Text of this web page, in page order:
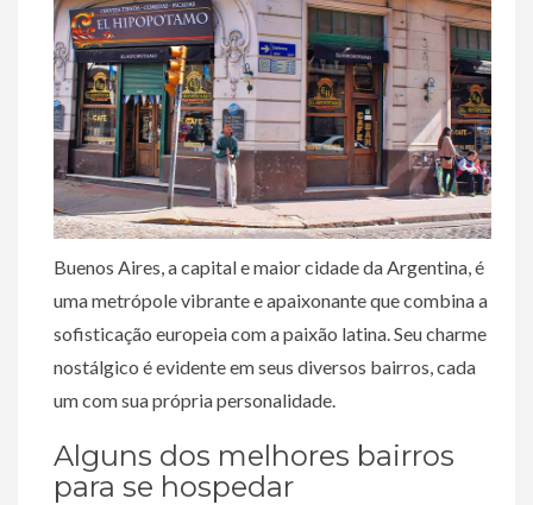
Buenos Aires, a capital e maior cidade da Argentina, é
uma metrópole vibrante e apaixonante que combina a
sofisticação europeia com a paixão latina. Seu charme
nostálgico é evidente em seus diversos bairros, cada
um com sua própria personalidade.
Alguns dos melhores bairros
para se hospedar